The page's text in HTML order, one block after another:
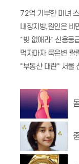
72억 기부한 미녀
내장지방,원인은
"빚 없애라" 신용등
먹자마자 묵은변 콸
"부동산 대란" 서울